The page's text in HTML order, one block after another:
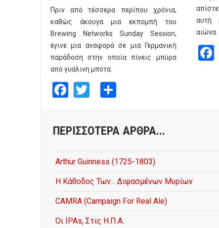
Πριν από τέσσερα περίπου χρόνια,
καθώς άκουγα μια εκπομπή του
Brewing Networks Sunday Session,
έγινε μια αναφορά σε μια Γερμανική
παράδοση στην οποία πίνεις μπύρα
από γυάλινη μπότα.
Facebook
Twitter
αυτή
αιώνα.
ΠΕΡΙΣΣΌΤΕΡΑ ΆΡΘΡΑ...
Arthur Guinness (1725-1803)
Η Κάθοδος Των... Διψασμένων Μυρίων
CAMRA (Campaign For Real Ale)
Οι IPAs, Στις Η.Π.Α.